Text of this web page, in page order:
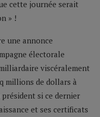
cette journée serait
» !
une annonce
électorale
viscéralement
millions de dollars à
si ce dernier
et ses certificats